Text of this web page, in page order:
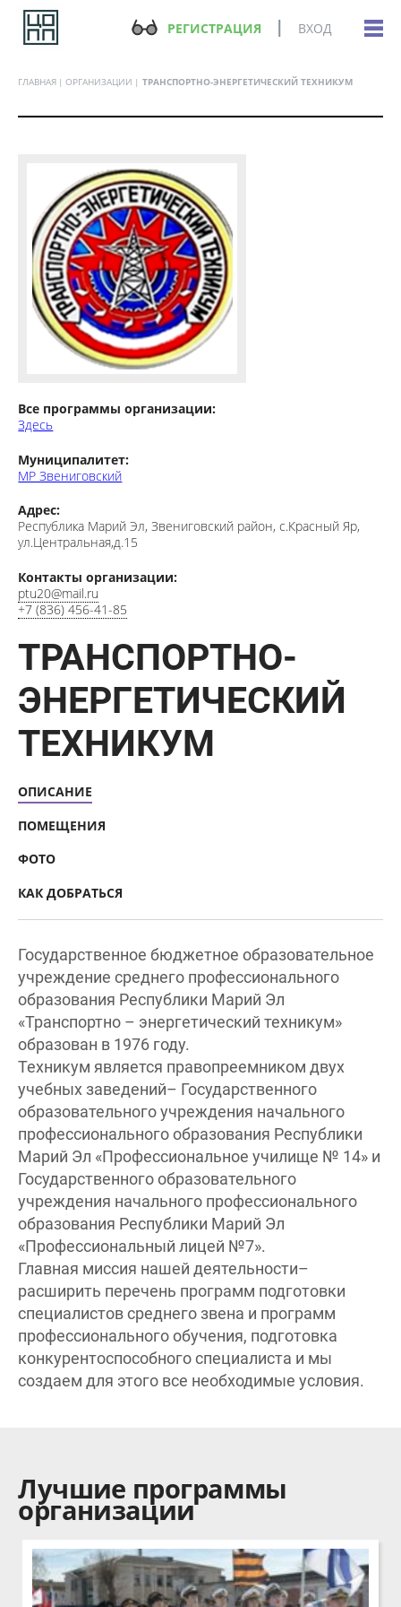
РЕГИСТРАЦИЯ ВХОД
ГЛАВНАЯ ОРГАНИЗАЦИИ ТРАНСПОРТНО-ЭНЕРГЕТИЧЕСКИЙ ТЕХНИКУМ
Все программы организации:
Здесь
МР Звениговский
Республика Марий Эл, Звениговский район, с.Красный Яр,
ул.Центральная,д.15
ptu20@mail.ru
+7 (836) 456-41-85
ТРАНСПОРТНО-
ЭНЕРГЕТИЧЕСКИЙ
ТЕХНИКУМ
ПОМЕЩЕНИЯ
учреждение среднего профессионального
образования Республики Марий Эл
«Транспортно – энергетический техникум»
образован в 1976 году.
Техникум является правопреемником двух
учебных заведений– Государственного
образовательного учреждения начального
профессионального образования Республики
Марий Эл «Профессиональное училище № 14» и
Государственного образовательного
учреждения начального профессионального
образования Республики Марий Эл
«Профессиональный лицей №7».
Главная миссия нашей деятельности–
расширить перечень программ подготовки
специалистов среднего звена и программ
профессионального обучения, подготовка
конкурентоспособного специалиста и мы
создаем для этого все необходимые условия.
организации